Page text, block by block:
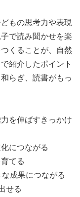
もの思考力や表現
で読み聞かせを楽
くることが、自然
紹介したポイント
らぎ、読書がもっ
を伸ばすきっかけ
につながる
てる
成果につながる
せる